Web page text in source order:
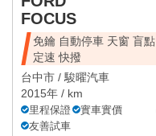
FOCUS
免鑰 自動停車 天窗 盲點
定速 快撥
台中市 / 駿曜汽車
2015年 / km
里程保證
實車實價
友善試車